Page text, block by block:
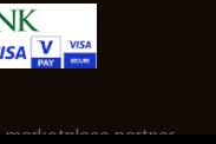
marketplace partner